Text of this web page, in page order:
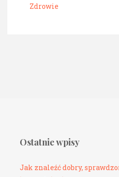
Zdrowie
Ostatnie wpisy
Jak znaleźć dobry,